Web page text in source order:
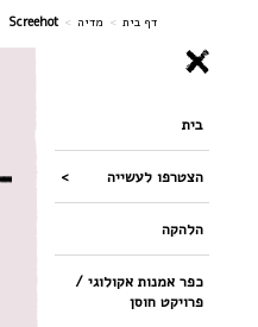
דף בית > מדיה >
Screehot
בית
הצטרפו לעשייה
הלהקה
כפר אמנות אקולוגי /
פרויקט חוסן